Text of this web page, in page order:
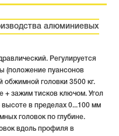
алюминиевых
Регулируется
(положение пуансонов
обжимной головки 3500 кг.
+ зажим тисков ключом. Угол
в пределах 0...100 мм
головок по глубине.
вдоль профиля в